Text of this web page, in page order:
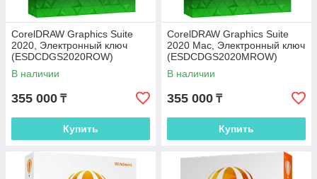
CorelDRAW Graphics Suite
2020, Электронный ключ
(ESDCDGS2020ROW)
В наличии
355 000 ₸
Купить
CorelDRAW Graphics Suite
2020 Mac, Электронный ключ
(ESDCDGS2020MROW)
В наличии
355 000 ₸
Купить